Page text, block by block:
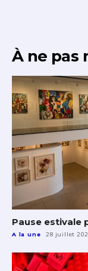
À ne pas
Pause estivale
A la une 28 juillet